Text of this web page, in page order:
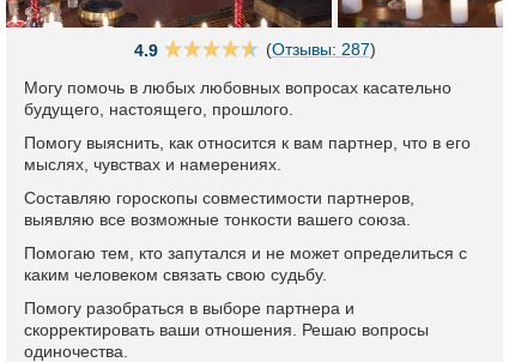
4.9 (Отзывы: 287)
Могу помочь в любых любовных вопросах касательно
будущего, настоящего, прошлого.
Помогу выяснить, как относится к вам партнер, что в его
мыслях, чувствах и намерениях.
Составляю гороскопы совместимости партнеров,
выявляю все возможные тонкости вашего союза.
Помогаю тем, кто запутался и не может определиться с
каким человеком связать свою судьбу.
Помогу разобраться в выборе партнера и
скорректировать ваши отношения. Решаю вопросы
одиночества.